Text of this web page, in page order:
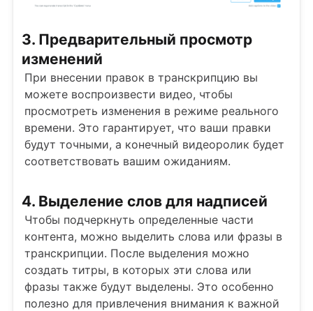
3. Предварительный просмотр
изменений
При внесении правок в транскрипцию вы
можете воспроизвести видео, чтобы
просмотреть изменения в режиме реального
времени. Это гарантирует, что ваши правки
будут точными, а конечный видеоролик будет
соответствовать вашим ожиданиям.
4. Выделение слов для надписей
Чтобы подчеркнуть определенные части
контента, можно выделить слова или фразы в
транскрипции. После выделения можно
создать титры, в которых эти слова или
фразы также будут выделены. Это особенно
полезно для привлечения внимания к важной